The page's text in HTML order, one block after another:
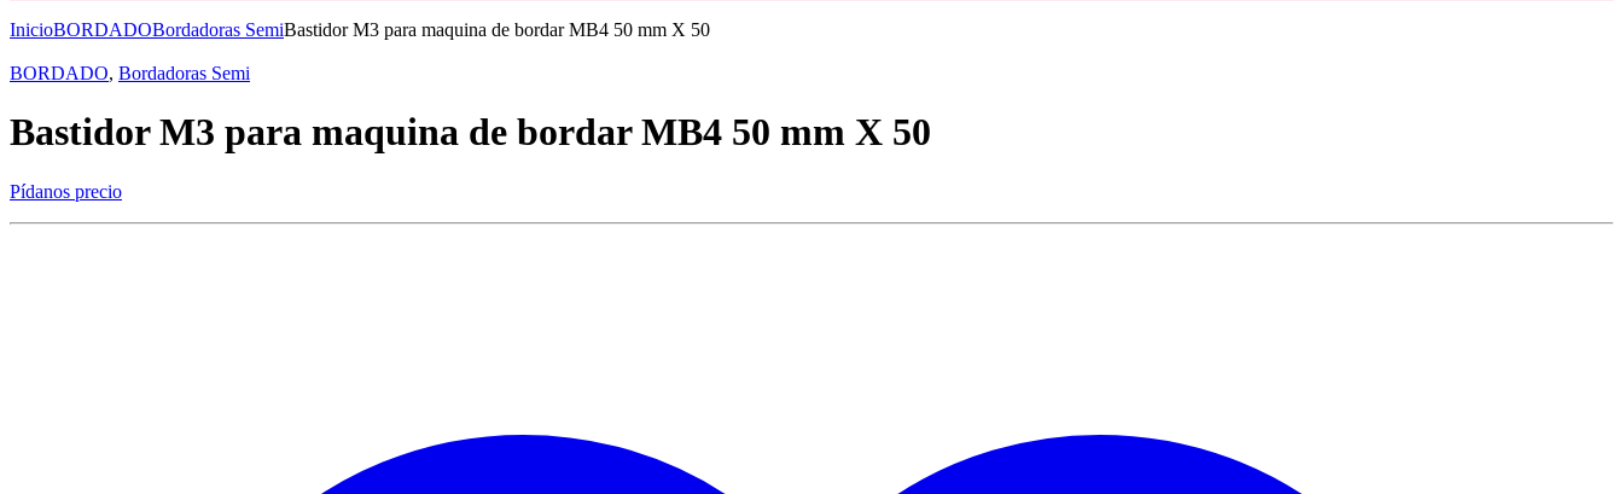
InicioBORDADOBordadoras SemiBastidor M3 para maquina de bordar MB4 50 mm X 50
BORDADO, Bordadoras Semi
Bastidor M3 para maquina de bordar MB4 50 mm X 50
Pídanos precio